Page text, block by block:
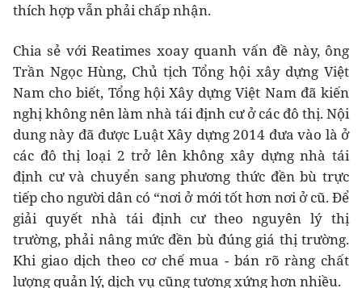
thích hợp vẫn phải chấp nhận.
Chia sẻ với Reatimes xoay quanh vấn đề này, ông
Trần Ngọc Hùng, Chủ tịch Tổng hội xây dựng Việt
Nam cho biết, Tổng hội Xây dựng Việt Nam đã kiến
nghị không nên làm nhà tái định cư ở các đô thị. Nội
dung này đã được Luật Xây dựng 2014 đưa vào là ở
các đô thị loại 2 trở lên không xây dựng nhà tái
định cư và chuyển sang phương thức đền bù trực
tiếp cho người dân có “nơi ở mới tốt hơn nơi ở cũ. Để
giải quyết nhà tái định cư theo nguyên lý thị
trường, phải nâng mức đền bù đúng giá thị trường.
Khi giao dịch theo cơ chế mua - bán rõ ràng chất
lượng quản lý, dịch vụ cũng tương xứng hơn nhiều.